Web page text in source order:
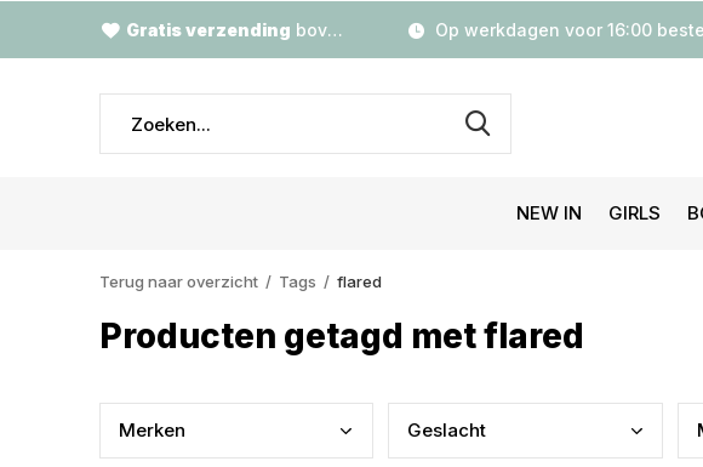
NEW IN GIRLS
Gratis verzending boven €79,- Op werkdagen voor 16:00
Terug naar overzicht Tags flared
Producten getagd met flared
Merken Geslacht